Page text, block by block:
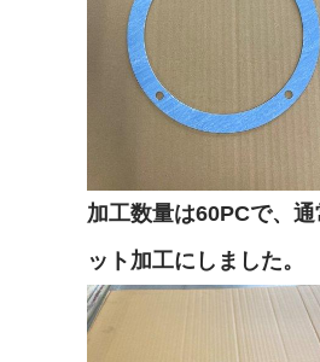
加工数量は60PCで、
ット加工にしました。